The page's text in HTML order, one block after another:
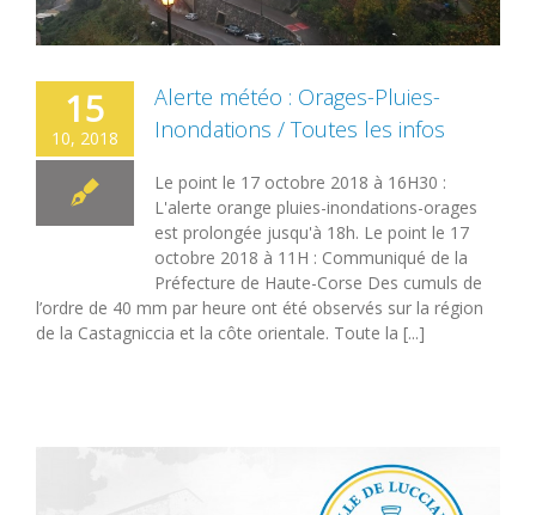
15
10, 2018
Alerte météo : Orages-Pluies-
Inondations / Toutes les infos
Le point le 17 octobre 2018 à 16H30 :
L'alerte orange pluies-inondations-orages
est prolongée jusqu'à 18h. Le point le 17
octobre 2018 à 11H : Communiqué de la
Préfecture de Haute-Corse Des cumuls de
l’ordre de 40 mm par heure ont été observés sur la région
de la Castagniccia et la côte orientale. Toute la [...]